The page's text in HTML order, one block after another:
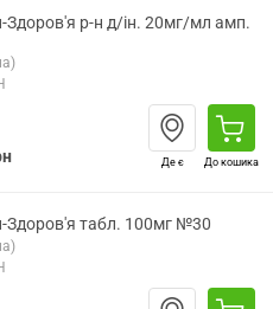
Здоров'я р-н д/ін. 20мг/мл амп.
Де є До кошика
Здоров'я табл. 100мг №30